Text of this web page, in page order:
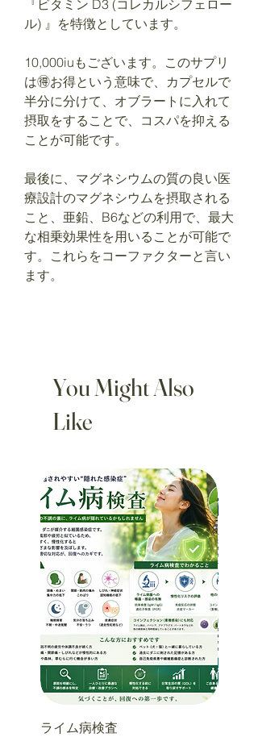
『ビタミン D3 (コレカルシフェロー
ル) 』を特徴としています。
10,000iuもございます。このサプリ
は🉐お得という意味で、カプセルで
半分に分けて、オブラートに入れて
摂取をすることで、コスパを抑える
ことが可能です。
最後に、マグネシウムの質の良い医
療設計のマグネシウムを摂取される
こと、亜鉛、B6などの利用で、最大
な相乗効果性を用いることが可能で
す。これらをコーファクターと言い
ます。
You Might Also
Like
ライム病検査